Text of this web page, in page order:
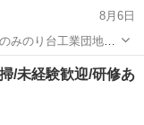
8月6日
みのり台工業団地内
商品のピッキングや
数で業務を行いま
期間
/未経験歓迎/研修あ